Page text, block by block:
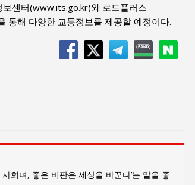
센터(www.its.go.kr)와 로드플러스
통해 다양한 교통정보를 제공할 예정이다.
회며, 좋은 비판은 세상을 바꾼다’는 말을 좋